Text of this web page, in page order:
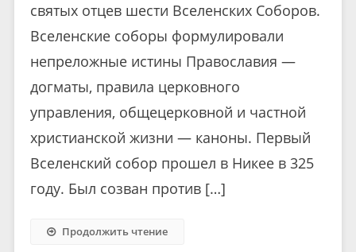
святых отцев шести Вселенских Соборов.
Вселенские соборы формулировали
непреложные истины Православия —
догматы, правила церковного
управления, общецерковной и частной
христианской жизни — каноны. Первый
Вселенский собор прошел в Никее в 325
году. Был созван против […]
Продолжить чтение